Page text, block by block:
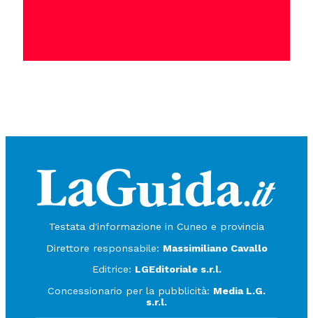
Testata d'informazione in Cuneo e provincia
Direttore responsabile: Massimiliano Cavallo
Editrice: LGEditoriale s.r.l.
Concessionario per la pubblicità: Media L.G.
s.r.l.